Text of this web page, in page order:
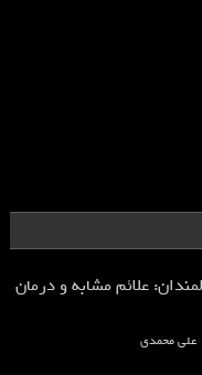
علائم مشابه و درمان
علی محمدی